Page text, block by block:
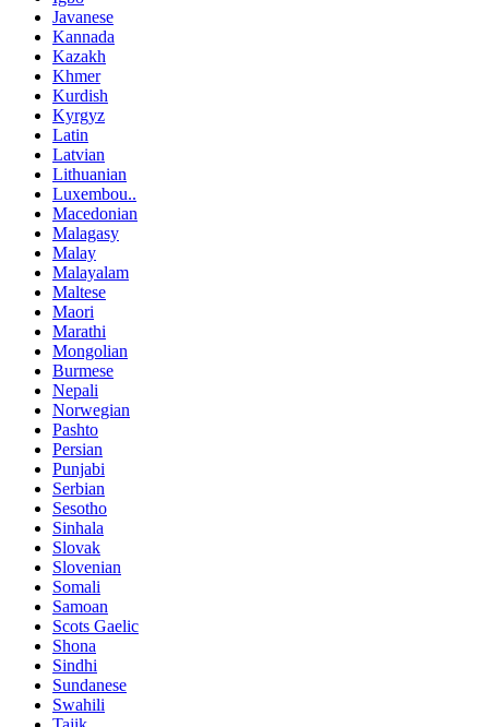
Javanese
Kannada
Kazakh
Khmer
Kurdish
Kyrgyz
Latin
Latvian
Lithuanian
Luxembou..
Macedonian
Malagasy
Malay
Malayalam
Maltese
Maori
Marathi
Mongolian
Burmese
Nepali
Norwegian
Pashto
Persian
Punjabi
Serbian
Sesotho
Sinhala
Slovak
Slovenian
Somali
Samoan
Scots Gaelic
Shona
Sindhi
Sundanese
Swahili